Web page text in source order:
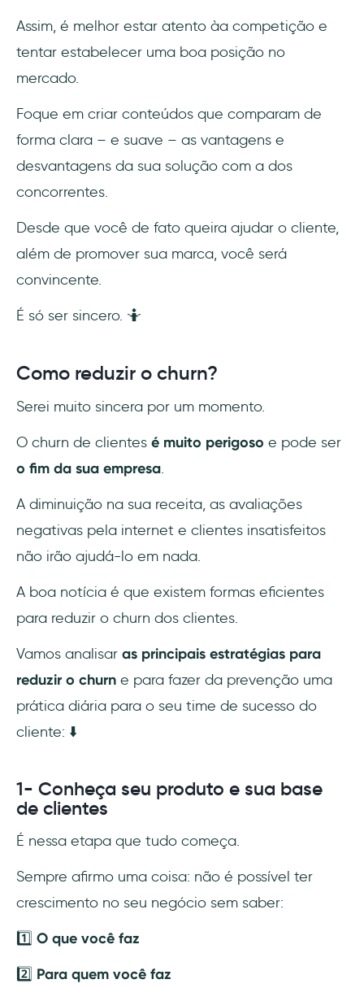
Assim, é melhor estar atento àa competição e
tentar estabelecer uma boa posição no
mercado.
Foque em criar conteúdos que comparam de
forma clara – e suave – as vantagens e
desvantagens da sua solução com a dos
concorrentes.
Desde que você de fato queira ajudar o cliente,
além de promover sua marca, você será
convincente.
É só ser sincero. 🤷
Como reduzir o churn?
Serei muito sincera por um momento.
O churn de clientes é muito perigoso e pode ser
o fim da sua empresa.
A diminuição na sua receita, as avaliações
negativas pela internet e clientes insatisfeitos
não irão ajudá-lo em nada.
A boa notícia é que existem formas eficientes
para reduzir o churn dos clientes.
Vamos analisar as principais estratégias para
reduzir o churn e para fazer da prevenção uma
prática diária para o seu time de sucesso do
cliente: ⬇️
1- Conheça seu produto e sua base
de clientes
É nessa etapa que tudo começa.
Sempre afirmo uma coisa: não é possível ter
crescimento no seu negócio sem saber:
1️⃣ O que você faz
2️⃣ Para quem você faz